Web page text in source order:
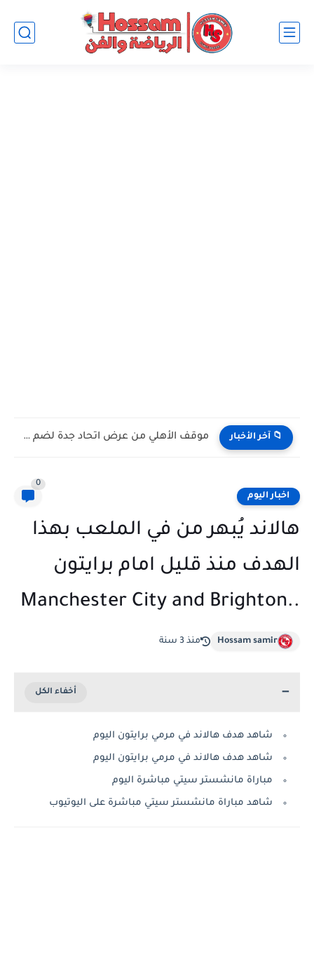
📁 آخر الأخبار موقف الأهلي من عرض اتحاد جدة لضم إمام عاشور.. حقيقة...
اخبار اليوم
0
هالاند يُبهر من في الملعب بهذا
الهدف منذ قليل امام برايتون
..Manchester City and Brighton
Hossam samir منذ 3 سنة
شاهد هدف هالاند في مرمي برايتون اليوم
شاهد هدف هالاند في مرمي برايتون اليوم
مباراة مانشستر سيتي مباشرة اليوم
شاهد مباراة مانشستر سيتي مباشرة على اليوتيوب